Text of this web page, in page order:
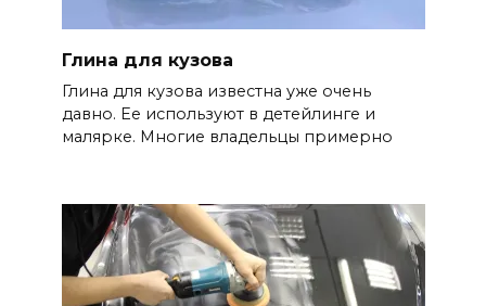
Глина для кузова
Глина для кузова известна уже очень
давно. Ее используют в детейлинге и
малярке. Многие владельцы примерно